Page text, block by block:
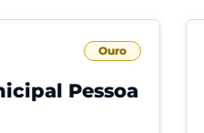
Ouro
Pessoa